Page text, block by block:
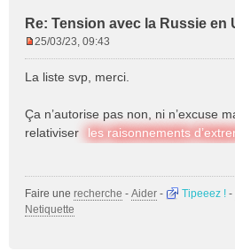
Re: Tension avec la Russie en
s
a
g
o
n
l
25/03/23, 09:43
La liste svp, merci.
Ça n’autorise pas non, ni n’excuse
relativiser
les raisonnements
Faire une recherche - Aider - Tipeeez ! -
Netiquette